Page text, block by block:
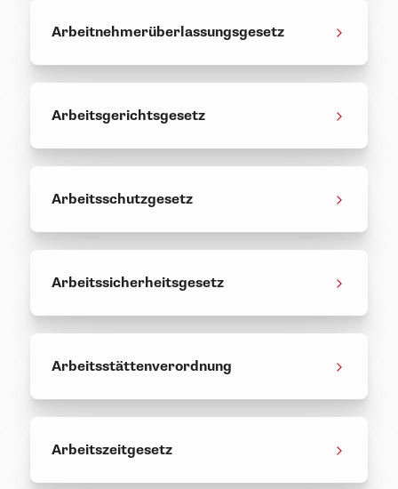
Arbeitnehmerüberlassungsgesetz
Arbeitsgerichtsgesetz
Arbeitsschutzgesetz
Arbeitssicherheitsgesetz
Arbeitsstättenverordnung
Arbeitszeitgesetz